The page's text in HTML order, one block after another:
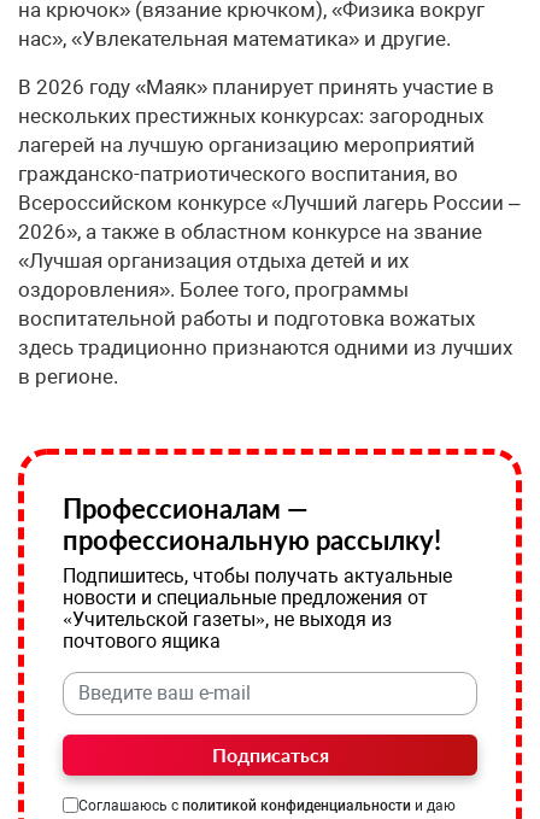
на крючок» (вязание крючком), «Физика вокруг
нас», «Увлекательная математика» и другие.
В 2026 году «Маяк» планирует принять участие в
нескольких престижных конкурсах: загородных
лагерей на лучшую организацию мероприятий
гражданско-патриотического воспитания, во
Всероссийском конкурсе «Лучший лагерь России –
2026», а также в областном конкурсе на звание
«Лучшая организация отдыха детей и их
оздоровления». Более того, программы
воспитательной работы и подготовка вожатых
здесь традиционно признаются одними из лучших
в регионе.
Профессионалам —
профессиональную рассылку!
Подпишитесь, чтобы получать актуальные
новости и специальные предложения от
«Учительской газеты», не выходя из
почтового ящика
Подписаться
Соглашаюсь с политикой конфиденциальности и даю